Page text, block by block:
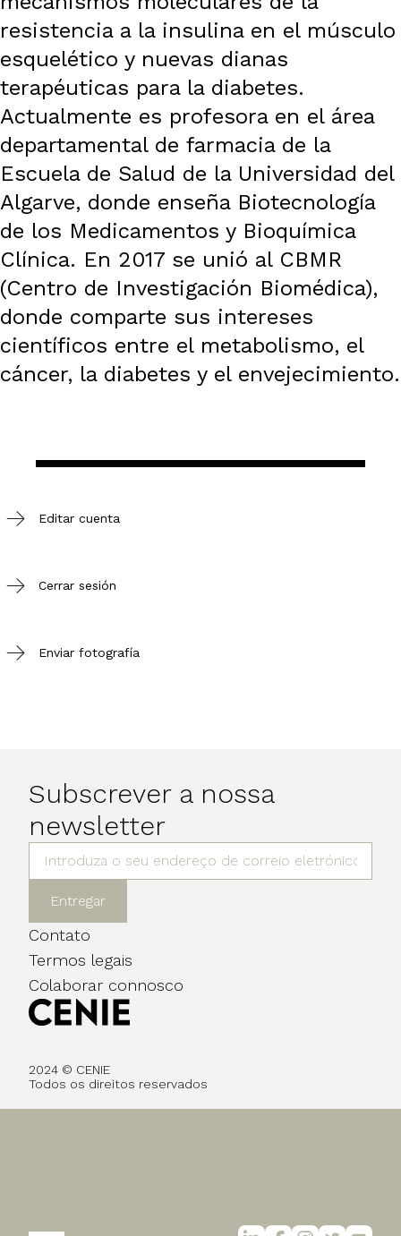
resistencia a la insulina en el músculo
esquelético y nuevas dianas
terapéuticas para la diabetes.
Actualmente es profesora en el área
departamental de farmacia de la
Escuela de Salud de la Universidad del
Algarve, donde enseña Biotecnología
de los Medicamentos y Bioquímica
Clínica. En 2017 se unió al CBMR
(Centro de Investigación Biomédica),
donde comparte sus intereses
científicos entre el metabolismo, el
cáncer, la diabetes y el envejecimiento.
Editar cuenta
Cerrar sesión
Enviar fotografía
Subscrever a nossa
newsletter
Entregar
Contato
Termos legais
Colaborar connosco
2024 © CENIE
Todos os direitos reservados